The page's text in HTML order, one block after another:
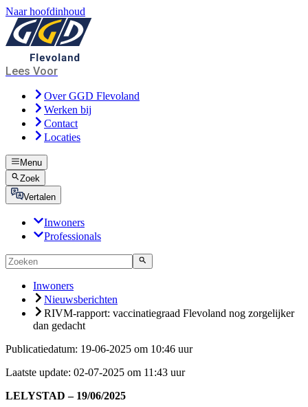
Naar hoofdinhoud
Lees Voor
Over GGD Flevoland
Werken bij
Contact
Locaties
Menu
Zoek
Vertalen
Inwoners
Professionals
Inwoners
Nieuwsberichten
RIVM-rapport: vaccinatiegraad Flevoland nog zorgelijker
dan gedacht
Publicatiedatum: 19-06-2025 om 10:46 uur
Laatste update: 02-07-2025 om 11:43 uur
LELYSTAD – 19/06/2025